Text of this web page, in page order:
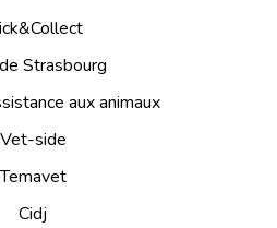
Strasbourg
aux animaux
Vet-side
Temavet
Cidj